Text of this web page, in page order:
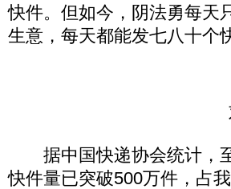
快件。但如今，阴法勇每天
生意，每天都能发七八十个
据中国快递协会统计，至
快件量已突破500万件，占